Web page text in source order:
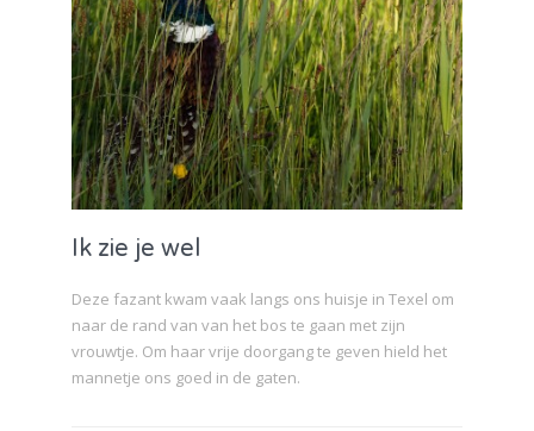
Ik zie je wel
Deze fazant kwam vaak langs ons huisje in Texel om
naar de rand van van het bos te gaan met zijn
vrouwtje. Om haar vrije doorgang te geven hield het
mannetje ons goed in de gaten.